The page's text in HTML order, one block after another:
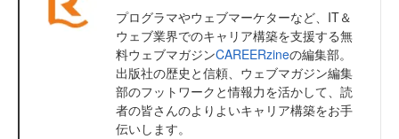
プログラマやウェブマーケターなど、IT＆
ウェブ業界でのキャリア構築を支援する無
料ウェブマガジンCAREERzineの編集部。
出版社の歴史と信頼、ウェブマガジン編集
部のフットワークと情報力を活かして、読
者の皆さんのよりよいキャリア構築をお手
伝いします。